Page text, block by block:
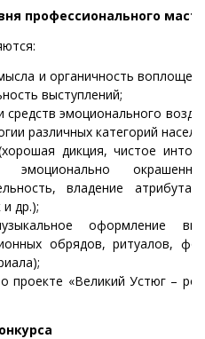
профессионального
и органичность
выступлений;
эмоционального
различных категорий
дикция, чистое
эмоционально
владение
др.);
оформление
обрядов, ритуалов,
проекте «Великий Устюг –